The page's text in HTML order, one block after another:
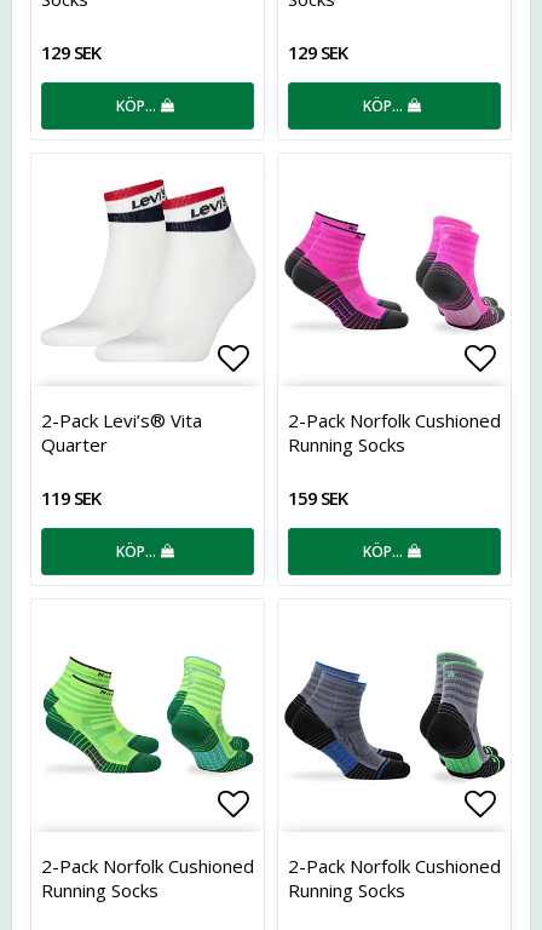
129 SEK
KÖP…
129 SEK
KÖP…
Lägg till i favoritlistan
2-Pack Levi’s® Vita
Quarter
119 SEK
KÖP…
2-Pack Norfolk Cushioned
Running Socks
159 SEK
KÖP…
Lägg till i favoritlistan
2-Pack Norfolk Cushioned
Running Socks
2-Pack Norfolk Cushioned
Running Socks